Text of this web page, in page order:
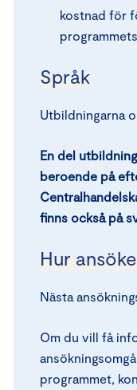
kostnad för
Språk
Utbildningarna
En del
beroende på
finns också på
Hur
Nästa
Om du vill få
programmet,